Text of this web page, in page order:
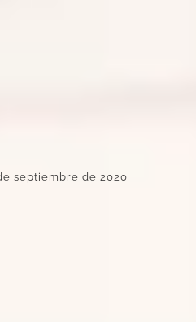
septiembre de 2020